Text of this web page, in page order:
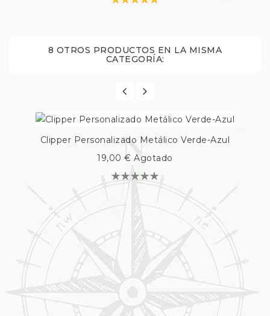
8 OTROS PRODUCTOS EN LA MISMA
CATEGORÍA:
Clipper Personalizado Metálico Verde-Azul
19,00 € Agotado